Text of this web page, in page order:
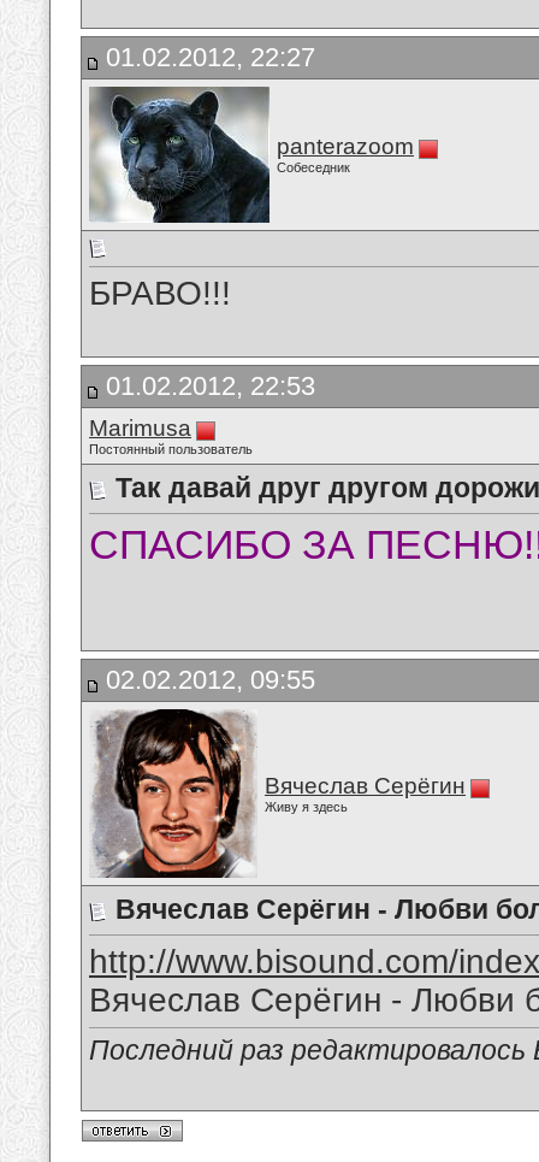
01.02.2012, 22:27
panterazoom
Собеседник
БРАВО!!!
01.02.2012, 22:53
Marimusa
Постоянный пользователь
Так давай друг другом
СПАСИБО ЗА
02.02.2012, 09:55
Вячеслав Серёгин
Живу я здесь
Вячеслав Серёгин - Любви
http://www.bisound.com/
Вячеслав Серёгин - Любви
Последний раз